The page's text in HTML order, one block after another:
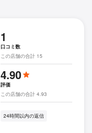
1
口コミ数
この店舗の合計 15
4.90
評価
この店舗の合計 4.93
24時間以内の返信